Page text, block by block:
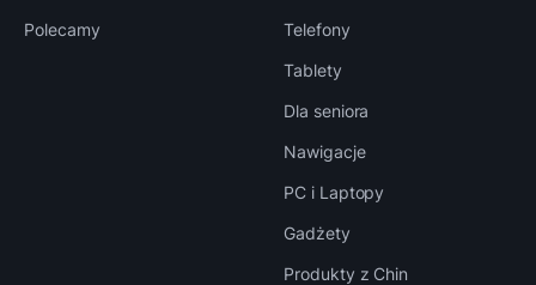
Polecamy
Telefony
Tablety
Dla seniora
Nawigacje
PC i Laptopy
Gadżety
Produkty z Chin